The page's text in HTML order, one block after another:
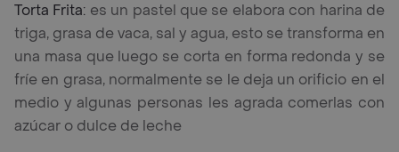
Torta Frita: es un pastel que se elabora con harina de
triga, grasa de vaca, sal y agua, esto se transforma en
una masa que luego se corta en forma redonda y se
fríe en grasa, normalmente se le deja un orificio en el
medio y algunas personas les agrada comerlas con
azúcar o dulce de leche